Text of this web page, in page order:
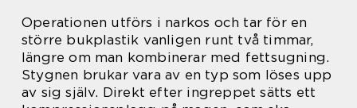
Operationen utförs i narkos och tar för en
större bukplastik vanligen runt två timmar,
längre om man kombinerar med fettsugning.
Stygnen brukar vara av en typ som löses upp
av sig själv. Direkt efter ingreppet sätts ett